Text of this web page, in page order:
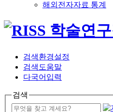
해외전자자료 통계
검색환경설정
검색도움말
다국어입력
검색